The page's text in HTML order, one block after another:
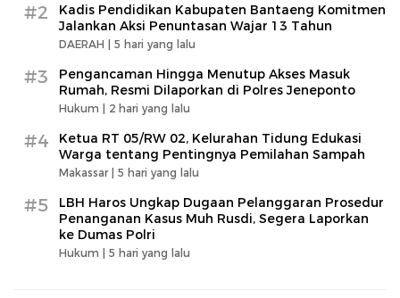
#2
Kadis Pendidikan Kabupaten Bantaeng Komitmen
Jalankan Aksi Penuntasan Wajar 13 Tahun
DAERAH | 5 hari yang lalu
#3
Pengancaman Hingga Menutup Akses Masuk
Rumah, Resmi Dilaporkan di Polres Jeneponto
Hukum | 2 hari yang lalu
#4
Ketua RT 05/RW 02, Kelurahan Tidung Edukasi
Warga tentang Pentingnya Pemilahan Sampah
Makassar | 5 hari yang lalu
#5
LBH Haros Ungkap Dugaan Pelanggaran Prosedur
Penanganan Kasus Muh Rusdi, Segera Laporkan
ke Dumas Polri
Hukum | 5 hari yang lalu